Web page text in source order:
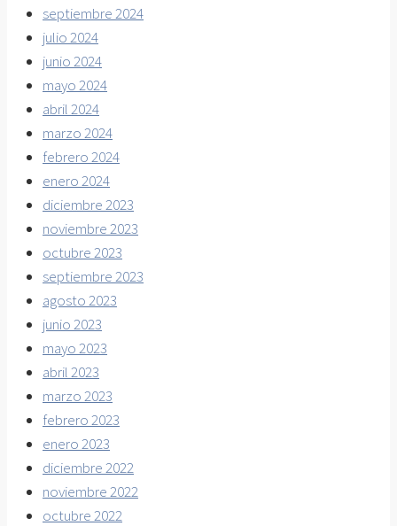
septiembre 2024
julio 2024
junio 2024
mayo 2024
abril 2024
marzo 2024
febrero 2024
enero 2024
diciembre 2023
noviembre 2023
octubre 2023
septiembre 2023
agosto 2023
junio 2023
mayo 2023
abril 2023
marzo 2023
febrero 2023
enero 2023
diciembre 2022
noviembre 2022
octubre 2022